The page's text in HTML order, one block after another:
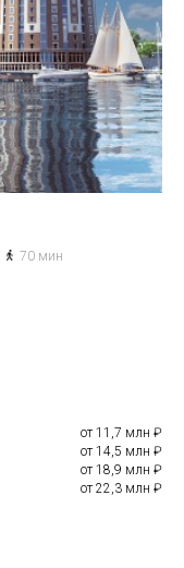
70 мин
от 11,7 млн ₽
от 14,5 млн ₽
от 18,9 млн ₽
от 22,3 млн ₽